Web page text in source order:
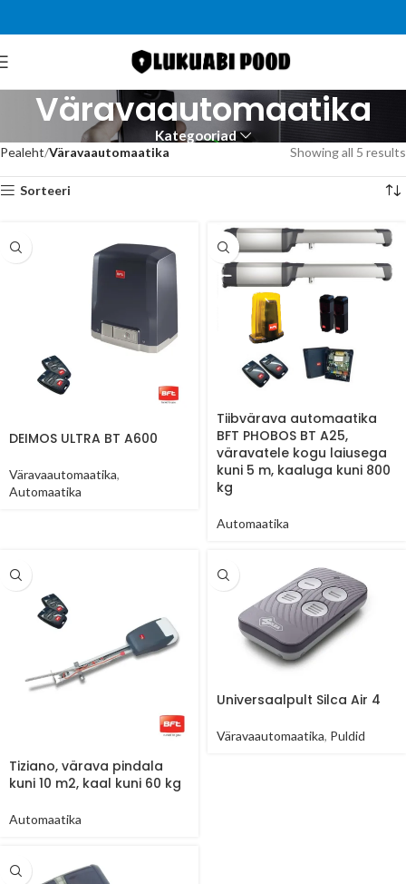
Väravaautomaatika
Kategooriad
Pealeht Väravaautomaatika Showing all 5 results
Sorteeri
DEIMOS ULTRA BT A600
Väravaautomaatika,
Automaatika
Tiibvärava automaatika
BFT PHOBOS BT A25,
väravatele kogu laiusega
kuni 5 m, kaaluga kuni 800
kg
Automaatika
Tiziano, värava pindala
kuni 10 m2, kaal kuni 60 kg
Automaatika
Universaalpult Silca Air 4
Väravaautomaatika, Puldid